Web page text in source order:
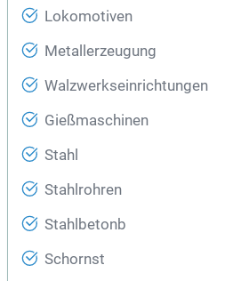
Lokomotiven
Metallerzeugung
Walzwerkseinrichtungen
Gießmaschinen
Stahl
Stahlrohren
Stahlbetonb
Schornst